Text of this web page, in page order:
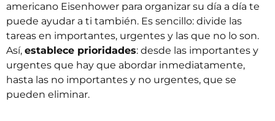
americano Eisenhower para organizar su día a día te
puede ayudar a ti también. Es sencillo: divide las
tareas en importantes, urgentes y las que no lo son.
Así, establece prioridades: desde las importantes y
urgentes que hay que abordar inmediatamente,
hasta las no importantes y no urgentes, que se
pueden eliminar.